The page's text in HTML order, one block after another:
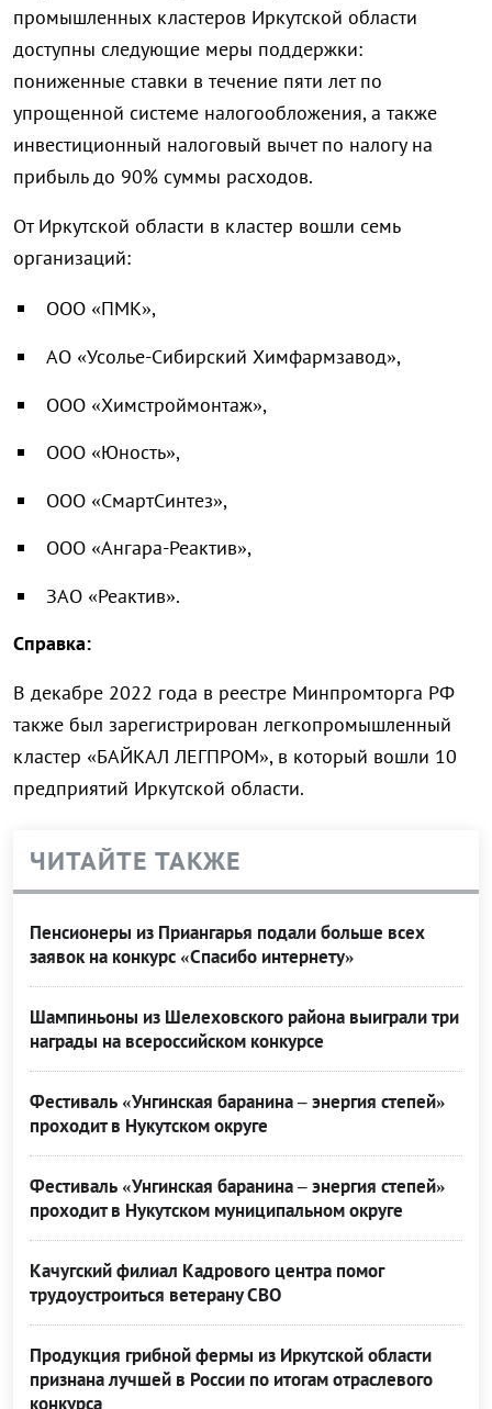
промышленных кластеров Иркутской области
доступны следующие меры поддержки:
пониженные ставки в течение пяти лет по
упрощенной системе налогообложения, а также
инвестиционный налоговый вычет по налогу на
прибыль до 90% суммы расходов.
От Иркутской области в кластер вошли семь
организаций:
ООО «ПМК»,
АО «Усолье-Сибирский Химфармзавод»,
ООО «Химстроймонтаж»,
ООО «Юность»,
ООО «СмартСинтез»,
ООО «Ангара-Реактив»,
ЗАО «Реактив».
Справка:
В декабре 2022 года в реестре Минпромторга РФ
также был зарегистрирован легкопромышленный
кластер «БАЙКАЛ ЛЕГПРОМ», в который вошли 10
предприятий Иркутской области.
ЧИТАЙТЕ ТАКЖЕ
Пенсионеры из Приангарья подали больше всех
заявок на конкурс «Спасибо интернету»
Шампиньоны из Шелеховского района выиграли три
награды на всероссийском конкурсе
Фестиваль «Унгинская баранина – энергия степей»
проходит в Нукутском округе
Фестиваль «Унгинская баранина – энергия степей»
проходит в Нукутском муниципальном округе
Качугский филиал Кадрового центра помог
трудоустроиться ветерану СВО
Продукция грибной фермы из Иркутской области
признана лучшей в России по итогам отраслевого
конкурса